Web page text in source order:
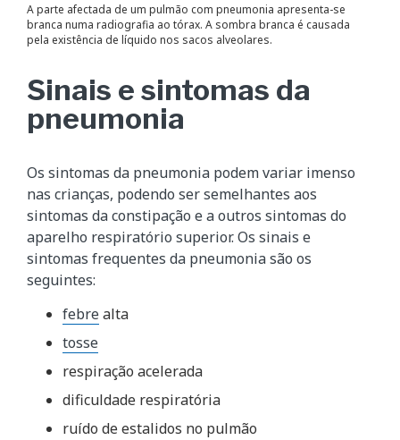
A parte afectada de um pulmão com pneumonia apresenta-se
branca numa radiografia ao tórax. A sombra branca é causada
pela existência de líquido nos sacos alveolares.
Sinais e sintomas da
pneumonia
Os sintomas da pneumonia podem variar imenso
nas crianças, podendo ser semelhantes aos
sintomas da constipação e a outros sintomas do
aparelho respiratório superior. Os sinais e
sintomas frequentes da pneumonia são os
seguintes:
febrealta
tosse
respiração acelerada
dificuldade respiratória
ruído de estalidos no pulmão